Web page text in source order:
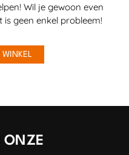
Wil je gewoon even
geen enkel probleem!
ONZE